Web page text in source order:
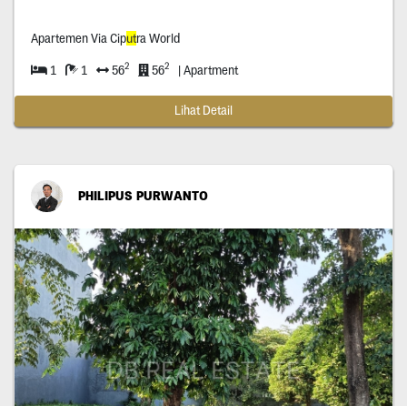
Apartemen Via Ciputra World
1 1 562 562 | Apartment
Lihat Detail
PHILIPUS PURWANTO